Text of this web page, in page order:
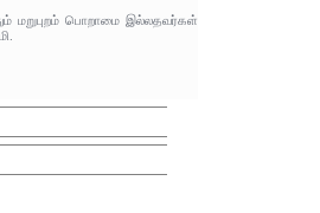
மறுபுறம் பொறாமை இல்லதவர்கள்